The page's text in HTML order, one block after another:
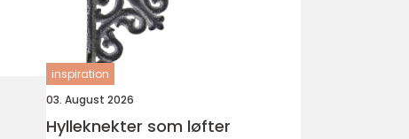
inspiration
03. August 2026
Hylleknekter som løfter